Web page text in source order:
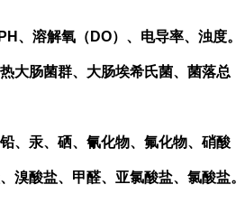
PH 、溶解氧（ DO）、电导率、浊度。
大肠菌群、大肠埃希氏菌、菌落总
、汞、硒、氰化物、氟化物、硝酸
溴酸盐、甲醛、亚氯酸盐、氯酸盐。